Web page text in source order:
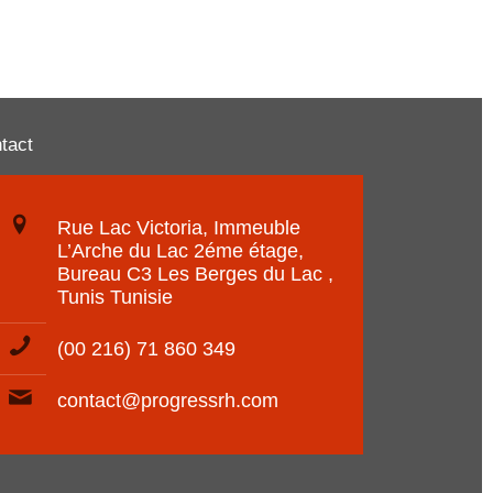
Rue Lac Victoria, Immeuble
L’Arche du Lac 2éme étage,
Bureau C3 Les Berges du Lac ,
Tunis Tunisie
(00 216) 71 860 349
contact@progressrh.com